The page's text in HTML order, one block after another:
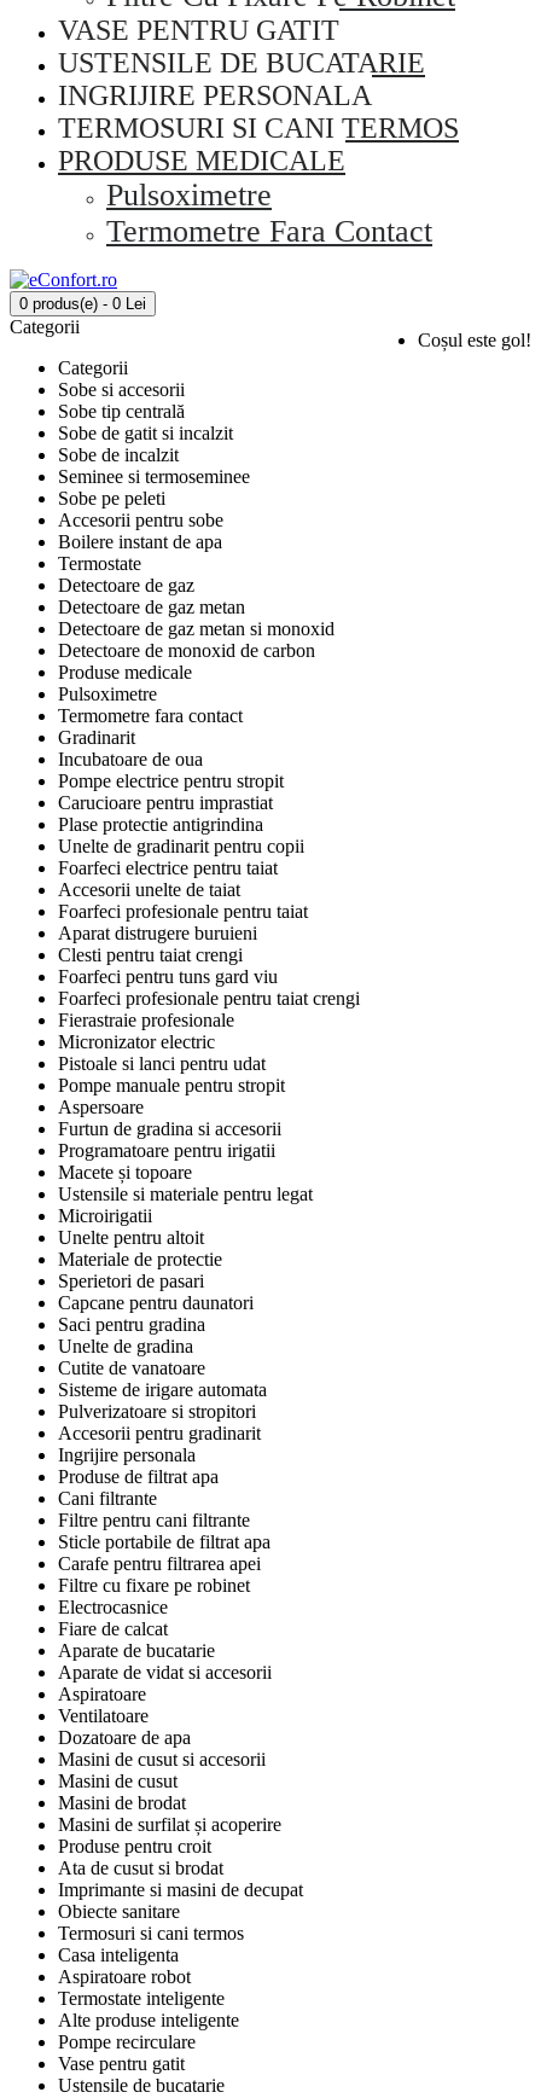
VASE PENTRU GATIT
USTENSILE DE BUCATARIE
INGRIJIRE PERSONALA
TERMOSURI SI CANI TERMOS
PRODUSE MEDICALE
Pulsoximetre
Termometre Fara Contact
0 produs(e) - 0 Lei
Coșul este gol!
Categorii
Categorii
Sobe si accesorii
Sobe tip centrală
Sobe de gatit si incalzit
Sobe de incalzit
Seminee si termoseminee
Sobe pe peleti
Accesorii pentru sobe
Boilere instant de apa
Termostate
Detectoare de gaz
Detectoare de gaz metan
Detectoare de gaz metan si monoxid
Detectoare de monoxid de carbon
Produse medicale
Pulsoximetre
Termometre fara contact
Gradinarit
Incubatoare de oua
Pompe electrice pentru stropit
Carucioare pentru imprastiat
Plase protectie antigrindina
Unelte de gradinarit pentru copii
Foarfeci electrice pentru taiat
Accesorii unelte de taiat
Foarfeci profesionale pentru taiat
Aparat distrugere buruieni
Clesti pentru taiat crengi
Foarfeci pentru tuns gard viu
Foarfeci profesionale pentru taiat crengi
Fierastraie profesionale
Micronizator electric
Pistoale si lanci pentru udat
Pompe manuale pentru stropit
Aspersoare
Furtun de gradina si accesorii
Programatoare pentru irigatii
Macete și topoare
Ustensile si materiale pentru legat
Microirigatii
Unelte pentru altoit
Materiale de protectie
Sperietori de pasari
Capcane pentru daunatori
Saci pentru gradina
Unelte de gradina
Cutite de vanatoare
Sisteme de irigare automata
Pulverizatoare si stropitori
Accesorii pentru gradinarit
Ingrijire personala
Produse de filtrat apa
Cani filtrante
Filtre pentru cani filtrante
Sticle portabile de filtrat apa
Carafe pentru filtrarea apei
Filtre cu fixare pe robinet
Electrocasnice
Fiare de calcat
Aparate de bucatarie
Aparate de vidat si accesorii
Aspiratoare
Ventilatoare
Dozatoare de apa
Masini de cusut si accesorii
Masini de cusut
Masini de brodat
Masini de surfilat și acoperire
Produse pentru croit
Ata de cusut si brodat
Imprimante si masini de decupat
Obiecte sanitare
Termosuri si cani termos
Casa inteligenta
Aspiratoare robot
Termostate inteligente
Alte produse inteligente
Pompe recirculare
Vase pentru gatit
Ustensile de bucatarie